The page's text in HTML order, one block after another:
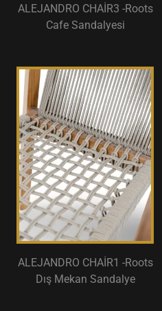
ALEJANDRO CHAİR3 -Roots
Cafe Sandalyesi
ALEJANDRO CHAİR1 -Roots
Dış Mekan Sandalye